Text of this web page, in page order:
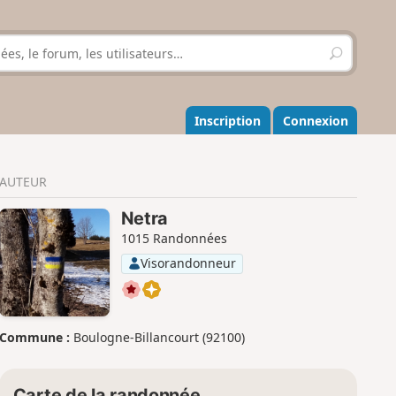
R
e
h
e
r
r
Inscription Connexion
AUTEUR
Netra
1015 Randonnées
Visorandonneur
Commune : Boulogne-Billancourt (92100)